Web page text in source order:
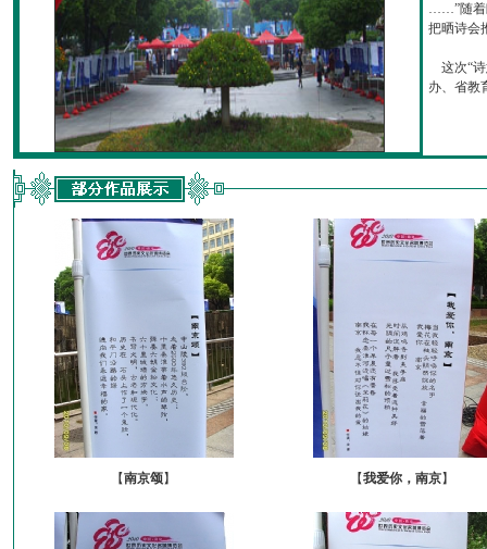
……”随着
把晒诗会
这次“诗
办、省教
【南京颂】 【我爱你，南京】